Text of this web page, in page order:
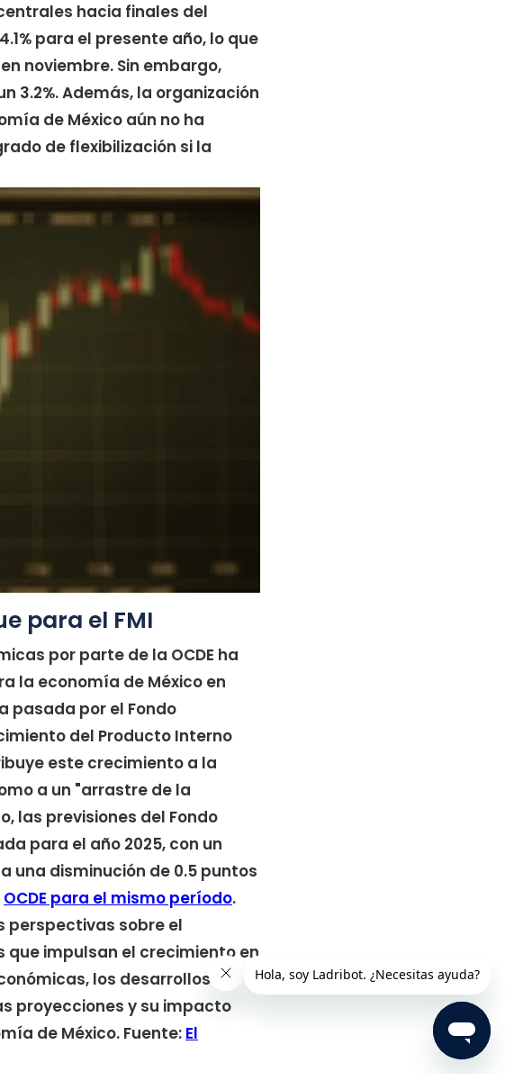
hacia finales del
para el presente año, lo que
noviembre. Sin embargo,
3.2%. Además, la organización
de México aún no ha
de flexibilización si la
para el FMI
por parte de la OCDE ha
la economía de México en
pasada por el Fondo
del Producto Interno
este crecimiento a la
a un "arrastre de la
las previsiones del Fondo
para el año 2025, con un
una disminución de 0.5 puntos
OCDE para el mismo período.
perspectivas sobre el
impulsan el crecimiento en
los desarrollos del
proyecciones y su impacto
de México. Fuente: El